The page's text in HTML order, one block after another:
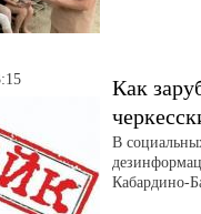
Как
В
Кабардино-